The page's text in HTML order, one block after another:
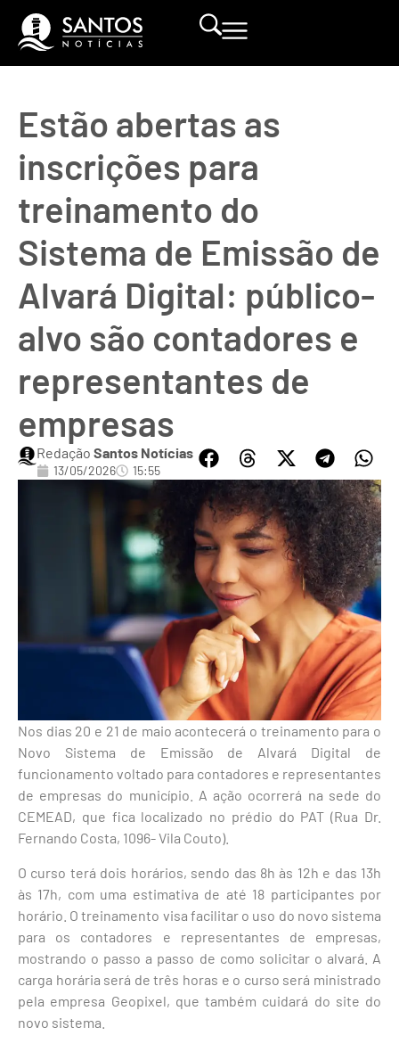
Estão abertas as
inscrições para
treinamento do
Sistema de Emissão de
Alvará Digital: público-
alvo são contadores e
representantes de
empresas
Redação Santos Notícias
13/05/2026 15:55
Nos dias 20 e 21 de maio acontecerá o treinamento para o
Novo Sistema de Emissão de Alvará Digital de
funcionamento voltado para contadores e representantes
de empresas do município. A ação ocorrerá na sede do
CEMEAD, que fica localizado no prédio do PAT (Rua Dr.
Fernando Costa, 1096- Vila Couto).
O curso terá dois horários, sendo das 8h às 12h e das 13h
às 17h, com uma estimativa de até 18 participantes por
horário. O treinamento visa facilitar o uso do novo sistema
para os contadores e representantes de empresas,
mostrando o passo a passo de como solicitar o alvará. A
carga horária será de três horas e o curso será ministrado
pela empresa Geopixel, que também cuidará do site do
novo sistema.